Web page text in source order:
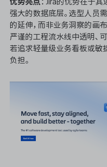
强大的数据底层。选型人员
的延伸，而非业务洞察的画
严谨的工程流水线中透明、
若追求轻量级业务看板或敏
负担。